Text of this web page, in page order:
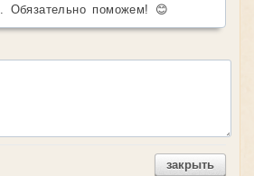
. Обязательно поможем! 😊
закрыть